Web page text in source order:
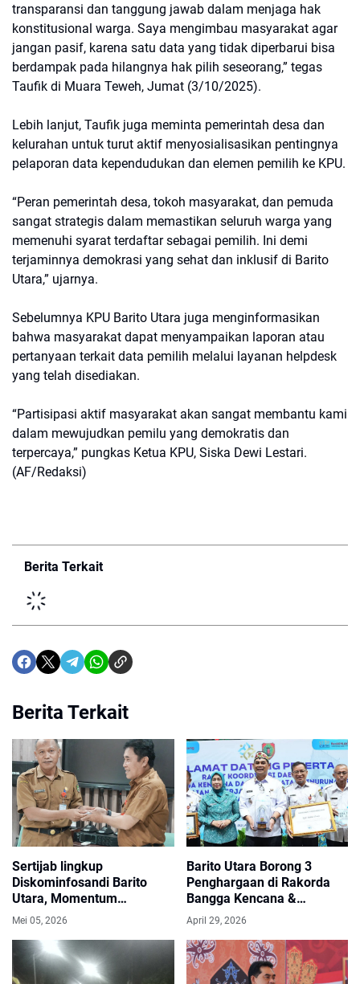
transparansi dan tanggung jawab dalam menjaga hak
konstitusional warga. Saya mengimbau masyarakat agar
jangan pasif, karena satu data yang tidak diperbarui bisa
berdampak pada hilangnya hak pilih seseorang,” tegas
Taufik di Muara Teweh, Jumat (3/10/2025).
Lebih lanjut, Taufik juga meminta pemerintah desa dan
kelurahan untuk turut aktif menyosialisasikan pentingnya
pelaporan data kependudukan dan elemen pemilih ke KPU.
“Peran pemerintah desa, tokoh masyarakat, dan pemuda
sangat strategis dalam memastikan seluruh warga yang
memenuhi syarat terdaftar sebagai pemilih. Ini demi
terjaminnya demokrasi yang sehat dan inklusif di Barito
Utara,” ujarnya.
Sebelumnya KPU Barito Utara juga menginformasikan
bahwa masyarakat dapat menyampaikan laporan atau
pertanyaan terkait data pemilih melalui layanan helpdesk
yang telah disediakan.
“Partisipasi aktif masyarakat akan sangat membantu kami
dalam mewujudkan pemilu yang demokratis dan
terpercaya,” pungkas Ketua KPU, Siska Dewi Lestari.
(AF/Redaksi)
Berita Terkait
Berita Terkait
Sertijab lingkup
Diskominfosandi Barito
Utara, Momentum
Peningkatan Kinerja,
Solidaritas, Dan Kontribusi
Nyata Membangun Daerah
Melalui Pelayanan Publik.
Mei 05, 2026
Barito Utara Borong 3
Penghargaan di Rakorda
Bangga Kencana &
Penurunan Stunting
Kalteng 2026
April 29, 2026